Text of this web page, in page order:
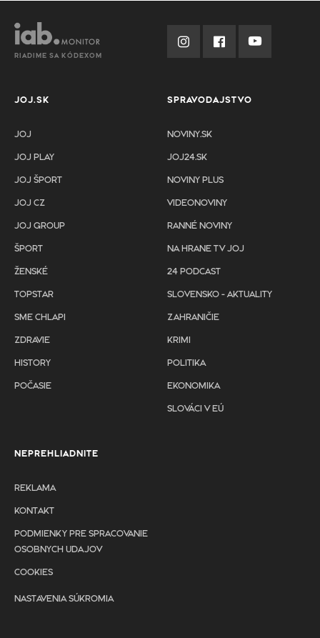
RIADIME SA KÓDEXOM
JOJ.SK
JOJ
JOJ PLAY
JOJ ŠPORT
JOJ CZ
JOJ GROUP
ŠPORT
ŽENSKÉ
TOPSTAR
SME CHLAPI
ZDRAVIE
HISTORY
POČASIE
SPRAVODAJSTVO
NOVINY.SK
JOJ24.SK
NOVINY PLUS
VIDEONOVINY
RANNÉ NOVINY
NA HRANE TV JOJ
24 PODCAST
SLOVENSKO - AKTUALITY
ZAHRANIČIE
KRIMI
POLITIKA
EKONOMIKA
SLOVÁCI V EÚ
NEPREHLIADNITE
REKLAMA
KONTAKT
PODMIENKY PRE SPRACOVANIE
OSOBNYCH UDAJOV
COOKIES
NASTAVENIA SÚKROMIA